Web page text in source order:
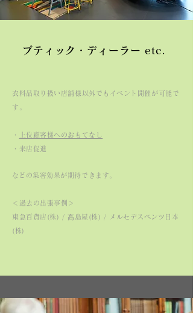
ブティック・ディーラー etc.
衣料品取り扱い店舗様以外でもイベント開催が可能で
す。
・ 上位顧客様へのおもてなし
・来店促進
​などの集客効果が期待できます。
＜過去の出張事例＞
東急百貨店(株) / 髙島屋(株) / メルセデスベンツ日本
(株)